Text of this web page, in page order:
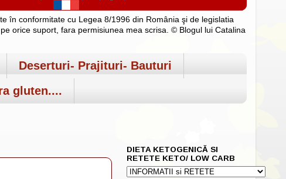
în conformitate cu Legea 8/1996 din România şi de legislatia
orice suport, fara permisiunea mea scrisa. © Blogul lui Catalina
Deserturi- Prajituri- Bauturi
gluten....
DIETA KETOGENICĂ SI
RETETE KETO/ LOW CARB